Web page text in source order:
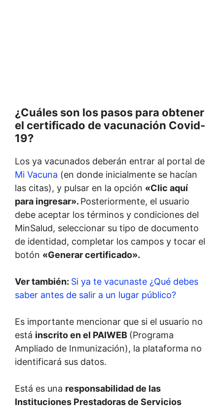
¿Cuáles son los pasos para obtener
el certificado de vacunación Covid-
19?
Los ya vacunados deberán entrar al portal de
Mi Vacuna (en donde inicialmente se hacían
las citas), y pulsar en la opción «Clic aquí
para ingresar». Posteriormente, el usuario
debe aceptar los términos y condiciones del
MinSalud, seleccionar su tipo de documento
de identidad, completar los campos y tocar el
botón «Generar certificado».
Ver también: Si ya te vacunaste ¿Qué debes
saber antes de salir a un lugar público?
Es importante mencionar que si el usuario no
está inscrito en el PAIWEB (Programa
Ampliado de Inmunización), la plataforma no
identificará sus datos.
Está es una responsabilidad de las
Instituciones Prestadoras de Servicios